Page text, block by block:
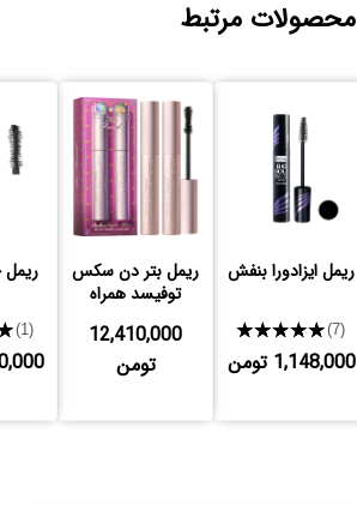
محصولات مرتبط
ریمل ایزادورا بنفش
★★★★★(7)
1,148,000 تومن
ریمل بتر دن سکس
توفیسد همراه
12,410,000
تومن
(1)